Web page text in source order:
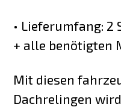
• Lieferumfang: 2
+ alle benötigten
Mit diesen
Dachrelingen